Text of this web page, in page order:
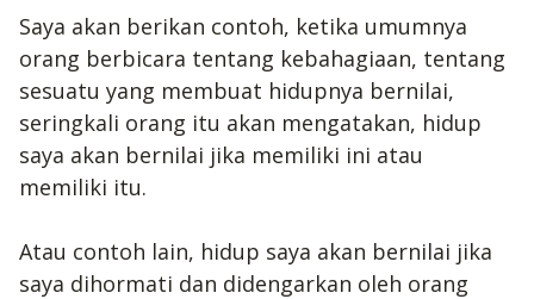
Saya akan berikan contoh, ketika umumnya
orang berbicara tentang kebahagiaan, tentang
sesuatu yang membuat hidupnya bernilai,
seringkali orang itu akan mengatakan, hidup
saya akan bernilai jika memiliki ini atau
memiliki itu.
Atau contoh lain, hidup saya akan bernilai jika
saya dihormati dan didengarkan oleh orang